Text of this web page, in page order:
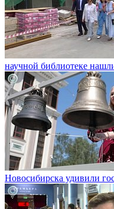
научной библиотеке
Новосибирска удивили